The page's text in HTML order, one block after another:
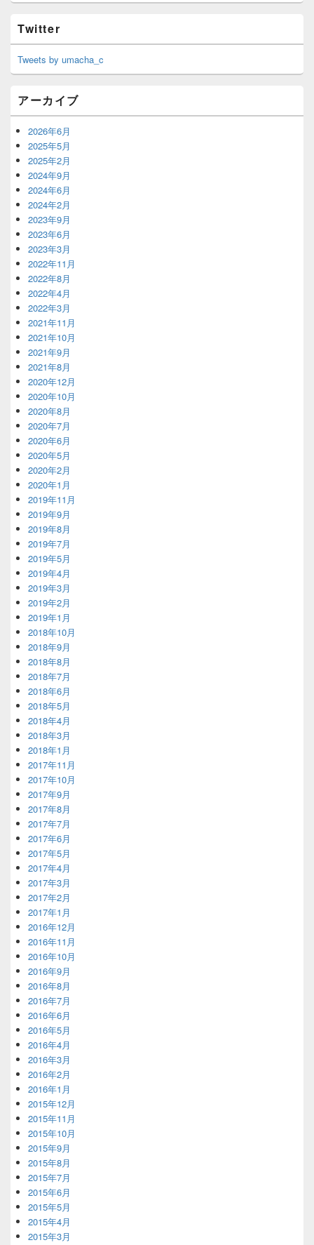
Twitter
Tweets by umacha_c
アーカイブ
2026年6月
2025年5月
2025年2月
2024年9月
2024年6月
2024年2月
2023年9月
2023年6月
2023年3月
2022年11月
2022年8月
2022年4月
2022年3月
2021年11月
2021年10月
2021年9月
2021年8月
2020年12月
2020年10月
2020年8月
2020年7月
2020年6月
2020年5月
2020年2月
2020年1月
2019年11月
2019年9月
2019年8月
2019年7月
2019年5月
2019年4月
2019年3月
2019年2月
2019年1月
2018年10月
2018年9月
2018年8月
2018年7月
2018年6月
2018年5月
2018年4月
2018年3月
2018年1月
2017年11月
2017年10月
2017年9月
2017年8月
2017年7月
2017年6月
2017年5月
2017年4月
2017年3月
2017年2月
2017年1月
2016年12月
2016年11月
2016年10月
2016年9月
2016年8月
2016年7月
2016年6月
2016年5月
2016年4月
2016年3月
2016年2月
2016年1月
2015年12月
2015年11月
2015年10月
2015年9月
2015年8月
2015年7月
2015年6月
2015年5月
2015年4月
2015年3月